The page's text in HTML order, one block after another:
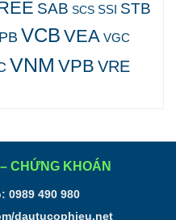
SAB SCS SSI STB
VCB VEA VGC
VNM VPB VRE
CHỨNG KHOÁN
0989 490 980
dautucophieu.net